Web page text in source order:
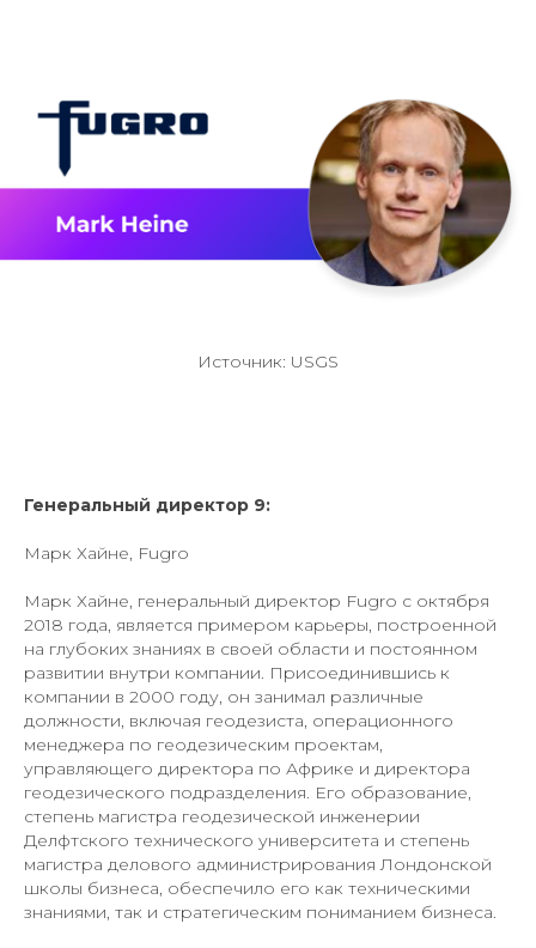
Источник: USGS
Генеральный директор 9:
Марк Хайне, Fugro
Марк Хайне, генеральный директор Fugro с октября
2018 года, является примером карьеры, построенной
на глубоких знаниях в своей области и постоянном
развитии внутри компании. Присоединившись к
компании в 2000 году, он занимал различные
должности, включая геодезиста, операционного
менеджера по геодезическим проектам,
управляющего директора по Африке и директора
геодезического подразделения. Его образование,
степень магистра геодезической инженерии
Делфтского технического университета и степень
магистра делового администрирования Лондонской
школы бизнеса, обеспечило его как техническими
знаниями, так и стратегическим пониманием бизнеса.